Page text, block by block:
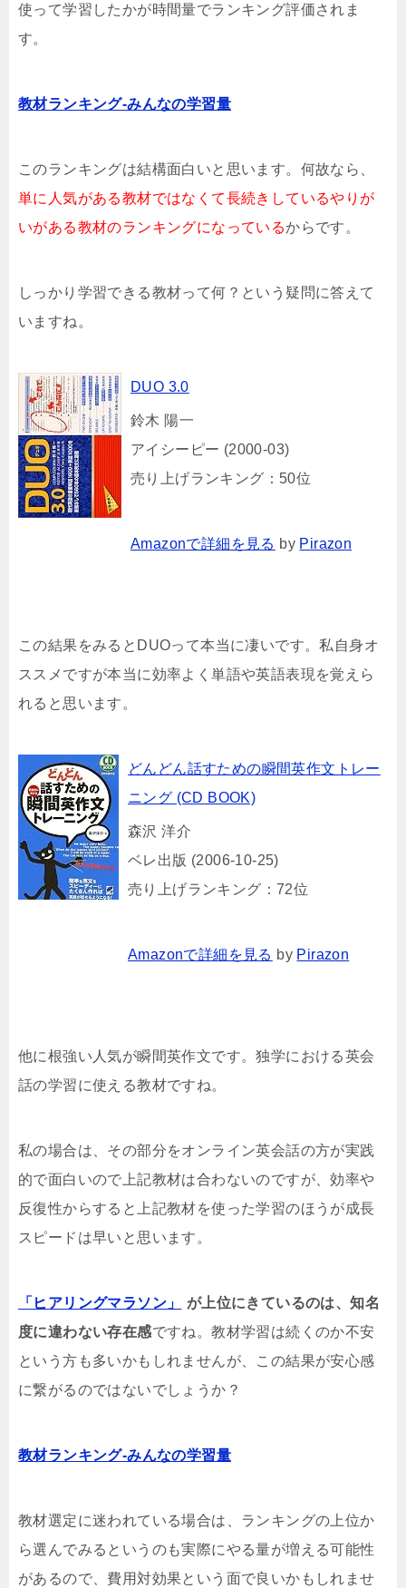
使って学習したかが時間量でランキング評価されま
す。
教材ランキング-みんなの学習量
このランキングは結構面白いと思います。何故なら、
単に人気がある教材ではなくて長続きしているやりが
いがある教材のランキングになっているからです。
しっかり学習できる教材って何？という疑問に答えて
いますね。
DUO 3.0
鈴木 陽一
アイシーピー (2000-03)
売り上げランキング：50位
Amazonで詳細を見る by Pirazon
この結果をみるとDUOって本当に凄いです。私自身オ
ススメですが本当に効率よく単語や英語表現を覚えら
れると思います。
どんどん話すための瞬間英作文トレー
ニング (CD BOOK)
森沢 洋介
ベレ出版 (2006-10-25)
売り上げランキング：72位
Amazonで詳細を見る by Pirazon
他に根強い人気が瞬間英作文です。独学における英会
話の学習に使える教材ですね。
私の場合は、その部分をオンライン英会話の方が実践
的で面白いので上記教材は合わないのですが、効率や
反復性からすると上記教材を使った学習のほうが成長
スピードは早いと思います。
「ヒアリングマラソン」
が上位にきているのは、知名
度に違わない存在感ですね。教材学習は続くのか不安
という方も多いかもしれませんが、この結果が安心感
に繋がるのではないでしょうか？
教材ランキング-みんなの学習量
教材選定に迷われている場合は、ランキングの上位か
ら選んでみるというのも実際にやる量が増える可能性
があるので、費用対効果という面で良いかもしれませ